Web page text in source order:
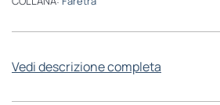
Vedi descrizione completa